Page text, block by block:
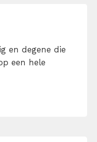
en degene die
een hele